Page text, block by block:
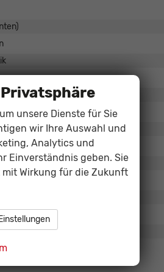
mit Satellitentasten
Selection)
unsere Dienste für Sie
wir Ihre Auswahl und
Analytics und
Einverständnis geben. Sie
Wirkung für die Zukunft
Einstellungen